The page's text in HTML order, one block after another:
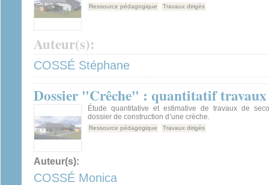
Ressource pédagogique Travaux dirigés
Auteur(s):
COSSÉ Stéphane
Dossier "Crêche" : quantitatif travaux
Étude quantitative et estimative de travaux de
dossier de construction d’une crèche.
Ressource pédagogique Travaux dirigés
Auteur(s):
COSSÉ Monica